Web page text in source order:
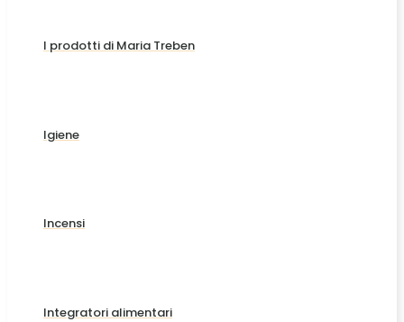
I prodotti di Maria Treben
Igiene
Incensi
Integratori alimentari